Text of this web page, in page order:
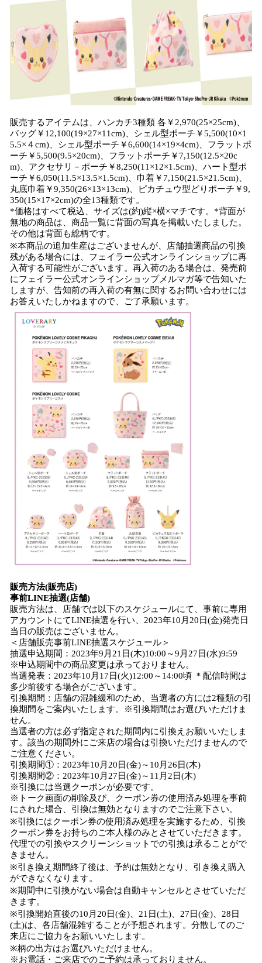
販売するアイテムは、ハンカチ3種類 各￥2,970(25×25cm)、
バッグ￥12,100(19×27×11cm)、シェル型ポーチ￥5,500(10×1
5.5×４cm)、シェル型ポーチ￥6,600(14×19×4cm)、フラットポ
ーチ￥5,500(9.5×20cm)、フラットポーチ￥7,150(12.5×20c
m)、アクセサリ－ポーチ￥8,250(11×12×1.5cm)、ハート型ポ
ーチ￥6,050(11.5×13.5×1.5cm)、巾着￥7,150(21.5×21.5cm)、
丸底巾着￥9,350(26×13×13cm)、ピカチュウ型どりポーチ￥9,
350(15×17×2cm)の全13種類です。
*価格はすべて税込、サイズは(約)縦×横×マチです。*背面が
無地の商品は、商品一覧に背面の写真を掲載いたしました。
その他は背面も総柄です。
※本商品の追加生産はございませんが、店舗抽選商品の引換
残がある場合には、フェイラー公式オンラインショップに再
入荷する可能性がございます。再入荷のある場合は、発売前
にフェイラー公式オンラインショップメルマガ等で告知いた
しますが、告知前の再入荷の有無に関するお問い合わせには
お答えいたしかねますので、ご了承願います。
販売方法(販売店)
事前LINE抽選(店舗)
販売方法は、店舗では以下のスケジュールにて、事前に専用
アカウントにてLINE抽選を行い、2023年10月20日(金)発売日
当日の販売はございません。
＜店舗販売事前LINE抽選スケジュール＞
抽選申込期間：2023年9月21日(木)10:00～9月27日(水)9:59
※申込期間中の商品変更は承っておりません。
当選発表：2023年10月17日(火)12:00～14:00頃 ＊配信時間は
多少前後する場合がございます。
引換期間：店舗の混雑緩和のため、当選者の方には2種類の引
換期間をご案内いたします。※引換期間はお選びいただけま
せん。
当選者の方は必ず指定された期間内に引換えお願いいたしま
す。該当の期間外にご来店の場合は引換いただけませんので
ご注意ください。
引換期間①：2023年10月20日(金)～10月26日(木)
引換期間②：2023年10月27日(金)～11月2日(木)
※引換には当選クーポンが必要です。
※トーク画面の削除及び、クーポン券の使用済み処理を事前
にされた場合、引換は無効となりますのでご注意下さい。
※引換にはクーポン券の使用済み処理を実施するため、引換
クーポン券をお持ちのご本人様のみとさせていただきます。
代理での引換やスクリーンショットでの引換は承ることがで
きません。
※引き換え期間終了後は、予約は無効となり、引き換え購入
ができなくなります。
※期間中に引換がない場合は自動キャンセルとさせていただ
きます。
※引換開始直後の10月20日(金)、21日(土)、27日(金)、28日
(土)は、各店舗混雑することが予想されます。分散してのご
来店にご協力をお願いいたします。
※柄の出方はお選びいただけません。
※お電話・ご来店でのご予約は承っておりません。